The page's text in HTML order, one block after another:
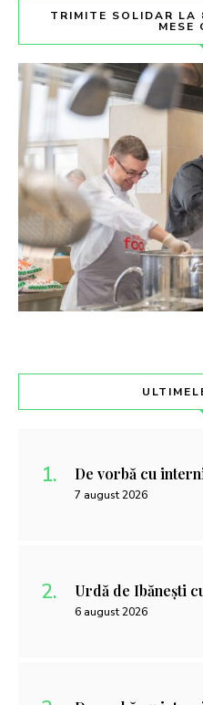
TRIMITE SOLIDAR LA
MESE
De vorbă cu
7 august 2026
Urdă de Ibănești
6 august 2026